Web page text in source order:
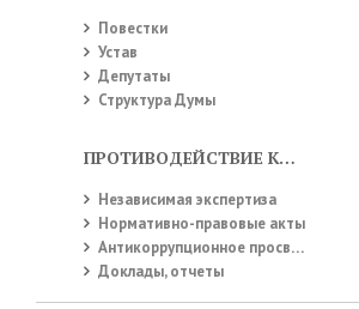
Повестки
Устав
Депутаты
Структура Думы
ПРОТИВОДЕЙСТВИЕ КОРРУПЦИИ
Независимая экспертиза
Нормативно-правовые акты
Антикоррупционное просвещение
Доклады, отчеты